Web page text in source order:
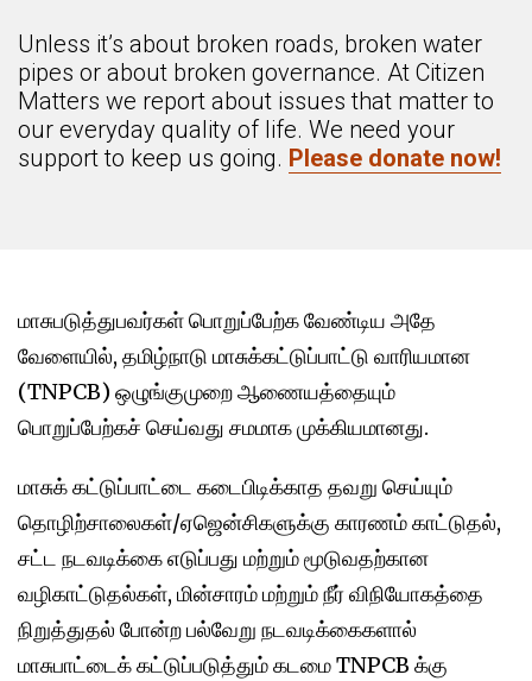
Unless it’s about broken roads, broken water
pipes or about broken governance. At Citizen
Matters we report about issues that matter to
our everyday quality of life. We need your
support to keep us going. Please donate now!
மாசுபடுத்துபவர்கள் பொறுப்பேற்க வேண்டிய அதே
வேளையில், தமிழ்நாடு மாசுக்கட்டுப்பாட்டு வாரியமான
(TNPCB) ஒழுங்குமுறை ஆணையத்தையும்
பொறுப்பேற்கச் செய்வது சமமாக முக்கியமானது.
மாசுக் கட்டுப்பாட்டை கடைபிடிக்காத தவறு செய்யும்
தொழிற்சாலைகள்/ஏஜென்சிகளுக்கு காரணம் காட்டுதல்,
சட்ட நடவடிக்கை எடுப்பது மற்றும் மூடுவதற்கான
வழிகாட்டுதல்கள், மின்சாரம் மற்றும் நீர் விநியோகத்தை
நிறுத்துதல் போன்ற பல்வேறு நடவடிக்கைகளால்
மாசுபாட்டைக் கட்டுப்படுத்தும் கடமை TNPCB க்கு